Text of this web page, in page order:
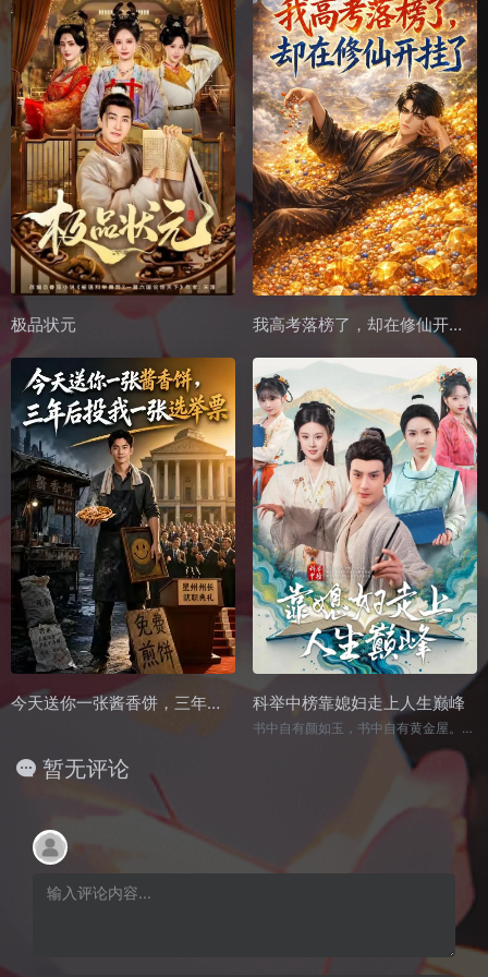
极品状元 我高考落榜了，却在修仙开挂了
今天送你一张酱香饼，三年后投我一张选举票 科举中榜靠媳妇走上人生巅峰
书中自有颜如玉，书中自有黄金屋。一代卷王顾铭，穿越大圣王朝，成为同名同姓激动猝死的新晋县试案首顾铭，顾长生。脑中还存在鸿蒙族谱，并且能够倒果为因，提前附加在自己身上。一路青云直上，终成六元极第状元！！！
暂无评论